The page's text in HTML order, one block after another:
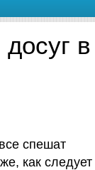
в
все спешат
как следует